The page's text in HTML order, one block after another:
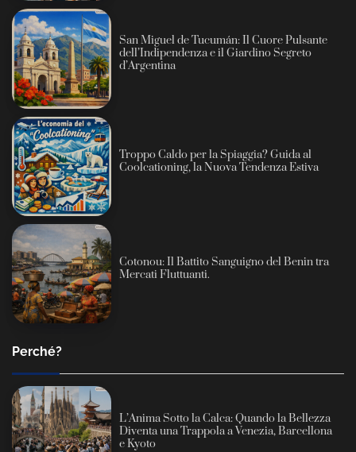
San Miguel de Tucumán: Il Cuore Pulsante
dell’Indipendenza e il Giardino Segreto
d’Argentina
Troppo Caldo per la Spiaggia? Guida al
Coolcationing, la Nuova Tendenza Estiva
Cotonou: Il Battito Sanguigno del Benin tra
Mercati Fluttuanti.
Perché?
L’Anima Sotto la Calca: Quando la Bellezza
Diventa una Trappola a Venezia, Barcellona
e Kyoto